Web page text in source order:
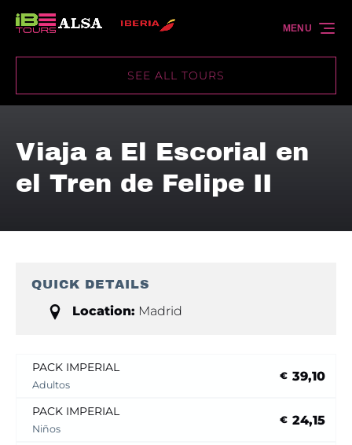
Skip to primary navigation
Skip to content
Skip to footer
SEE ALL TOURS
MENU
Viaja a El Escorial en
el Tren de Felipe II
QUICK DETAILS
Location: Madrid
PACK IMPERIAL
Adultos
€ 39,10
PACK IMPERIAL
Niños
€ 24,15